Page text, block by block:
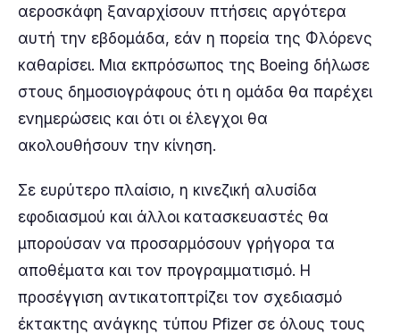
αεροσκάφη ξαναρχίσουν πτήσεις αργότερα
αυτή την εβδομάδα, εάν η πορεία της Φλόρενς
καθαρίσει. Μια εκπρόσωπος της Boeing δήλωσε
στους δημοσιογράφους ότι η ομάδα θα παρέχει
ενημερώσεις και ότι οι έλεγχοι θα
ακολουθήσουν την κίνηση.
Σε ευρύτερο πλαίσιο, η κινεζική αλυσίδα
εφοδιασμού και άλλοι κατασκευαστές θα
μπορούσαν να προσαρμόσουν γρήγορα τα
αποθέματα και τον προγραμματισμό. Η
προσέγγιση αντικατοπτρίζει τον σχεδιασμό
έκτακτης ανάγκης τύπου Pfizer σε όλους τους